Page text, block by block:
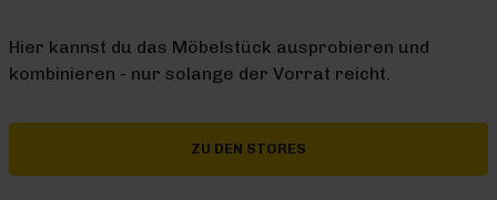
Hier kannst du das Möbelstück ausprobieren und
kombinieren - nur solange der Vorrat reicht.
ZU DEN STORES